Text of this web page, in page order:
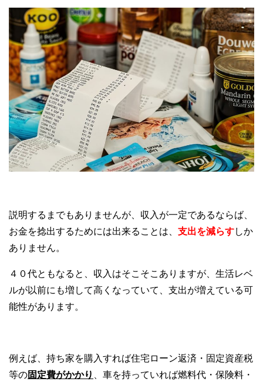
説明するまでもありませんが、収入が一定であるならば、
お金を捻出するためには出来ることは、 支出を減らすしか
ありません。
４０代ともなると、収入はそこそこありますが、生活レベ
ルが以前にも増して高くなっていて、支出が増えている可
能性があります。
例えば、持ち家を購入すれば住宅ローン返済・固定資産税
等の固定費がかかり
、車を持っていれば燃料代・保険料・